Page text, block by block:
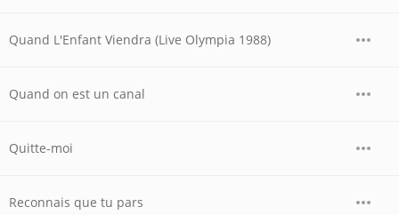
Quand L'Enfant Viendra (Live Olympia 1988)
Quand on est un canal
Quitte-moi
Reconnais que tu pars